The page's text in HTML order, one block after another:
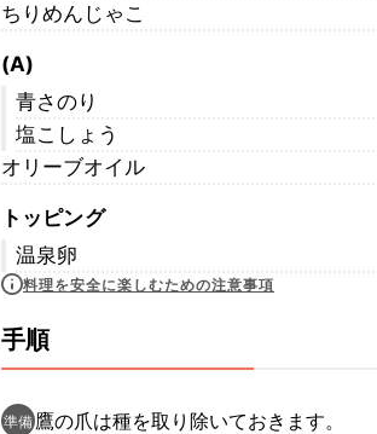
ちりめんじゃこ
(A)
青さのり
塩こしょう
オリーブオイル
トッピング
温泉卵
料理を安全に楽しむための注意事項
手順
準備 鷹の爪は種を取り除いておきます。